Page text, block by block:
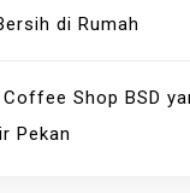
di Rumah
Shop BSD
Pekan